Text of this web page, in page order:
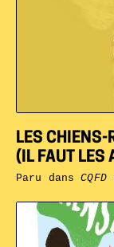
LES CHIENS-
(IL FAUT LES
Paru dansCQFD